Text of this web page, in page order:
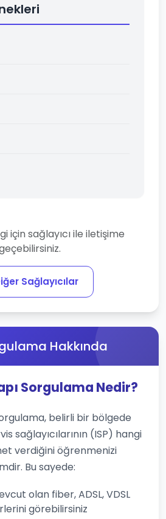
için sağlayıcı ile iletişime
Sağlayıcılar
Hakkında
Sorgulama Nedir?
belirli bir bölgede
sağlayıcılarının (ISP) hangi
verdiğini öğrenmenizi
Bu sayede:
olan fiber, ADSL, VDSL
görebilirsiniz